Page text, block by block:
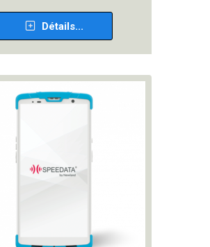
Détails...